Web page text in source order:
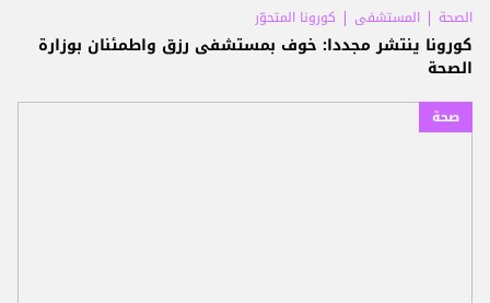
الصحة المستشفى كورونا المتحوّر
كورونا ينتشر مجددا: خوف بمستشفى رزق واطمئنان بوزارة
الصحة
صحة